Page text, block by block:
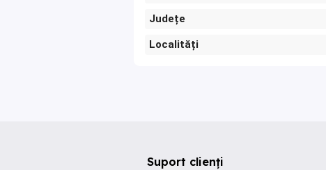
Județe
Localități
Suport clienți